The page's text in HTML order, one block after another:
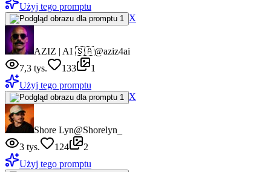
Użyj tego promptu
X
AZIZ | AI 🇸🇦@aziz4ai
7,3 tys.
133
1
Użyj tego promptu
X
Shore Lyn@Shorelyn_
3 tys.
124
2
Użyj tego promptu